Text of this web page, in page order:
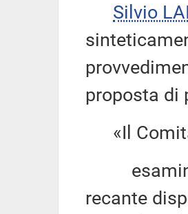
Silvio
proposta di
«Il
recante